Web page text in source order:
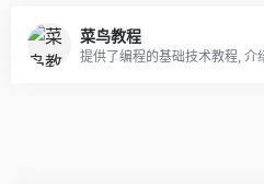
菜鸟教程